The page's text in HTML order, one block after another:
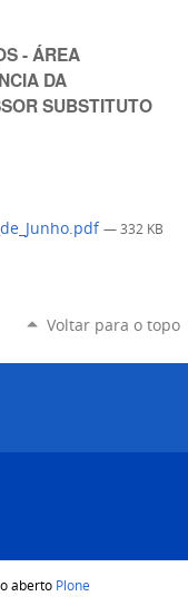
- ÁREA
DA
SUBSTITUTO
— 332 KB
Voltar para o topo
aberto Plone